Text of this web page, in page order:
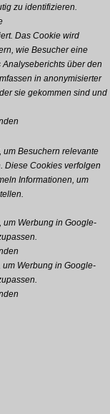
zu identifizieren.
Das Cookie wird
wie Besucher eine
über den
in anonymisierter
sie gekommen sind und
Besuchern relevante
Diese Cookies verfolgen
Informationen, um
Werbung in Google-
Werbung in Google-